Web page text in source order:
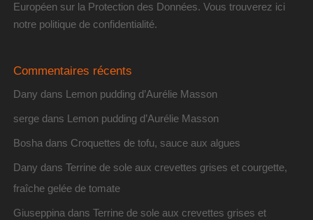
Européen sur la Protection des Données. Vous trouverez ici
notre politique de confidentialité.
Commentaires récents
Dany dans Lemon pudding d’Aurélie Masson
sergedans Lemon pudding d’Aurélie Masson
Bosha dans Croquettes de tofu, sauce aux algues
Dany dans Terrine de sole aux crevettes grises et courgette,
fraîche gelée de tomate
Giuseppina dans Terrine de sole aux crevettes grises et